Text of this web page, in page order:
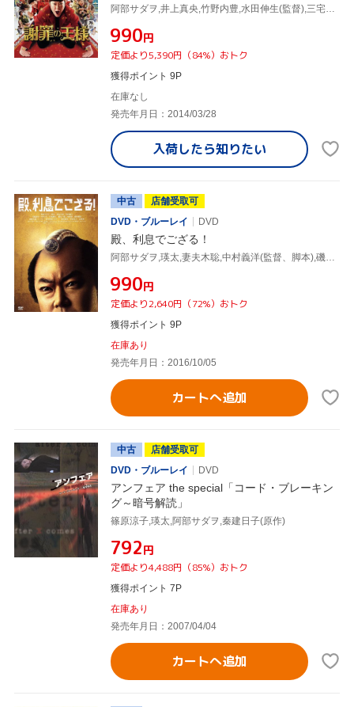
阿部サダヲ,井上真央,竹野内豊,水田伸生(監督),三宅一徳(音楽)
¥990円
定価より5,390円（84%）おトク
獲得ポイント 9P
在庫なし
発売年月日：2014/03/28
入荷したら知りたい
中古
店舗受取可
DVD・ブルーレイ
DVD
殿、利息でござる！
阿部サダヲ,瑛太,妻夫木聡,中村義洋(監督、脚本),磯田道史(原作),安川午朗(音楽)
¥990円
定価より2,640円（72%）おトク
獲得ポイント 9P
在庫あり
発売年月日：2016/10/05
カートへ追加
中古
店舗受取可
DVD・ブルーレイ
DVD
アンフェア the special「コード・ブレーキン
グ～暗号解読」
篠原涼子,瑛太,阿部サダヲ,秦建日子(原作)
¥792円
定価より4,488円（85%）おトク
獲得ポイント 7P
在庫あり
発売年月日：2007/04/04
カートへ追加